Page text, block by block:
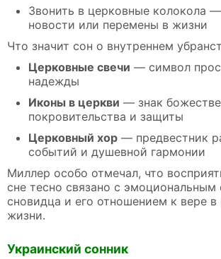
Звонить в церковные колокола
новости или перемены в жизни
Что значит сон о внутреннем
Церковные свечи — символ
надежды
Иконы в церкви — знак
покровительства и защиты
Церковный хор — предвестник
событий и душевной гармонии
Миллер особо отмечал, что
сне тесно связано с эмоциональным
сновидца и его отношением к вере в
жизни.
Украинский сонник